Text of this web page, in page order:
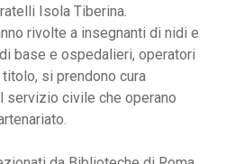
Isola Tiberina.
rivolte a insegnanti di nidi e
base e ospedalieri, operatori
si prendono cura
servizio civile che operano